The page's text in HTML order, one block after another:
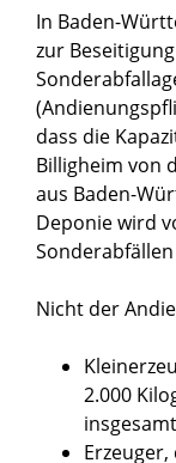
In Baden-
zur Beseitigung
dass die
Billigheim von
aus Baden-
Deponie wird
Nicht der
2.000
insgesamt